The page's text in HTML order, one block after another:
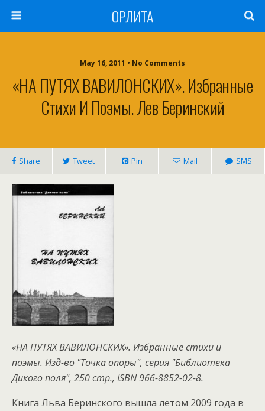
ОРЛИТА
May 16, 2011 • No Comments
«НА ПУТЯХ ВАВИЛОНСКИХ». Избранные
Стихи И Поэмы. Лев Беринский
Share Tweet Pin Mail SMS
«НА ПУТЯХ ВАВИЛОНСКИХ». Избранные стихи и
поэмы. Изд-во "Точка опоры", серия "Библиотека
Дикого поля", 250 стр., ISBN966-8852-02-8.
Книга Льва Беринского вышла летом 2009 года в